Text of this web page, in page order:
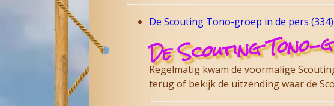
De Scouting Tono-groep in de pers (334)
De Scouting
Regelmatig kwam de voormalige
terug of bekijk de uitzending waar de